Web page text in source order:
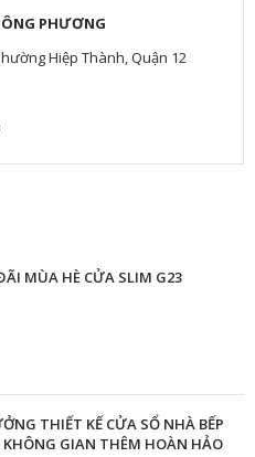
PHƯƠNG
Hiệp Thành, Quận 12
MÙA HÈ CỬA SLIM G23
THIẾT KẾ CỬA SỔ NHÀ BẾP
KHÔNG GIAN THÊM HOÀN HẢO